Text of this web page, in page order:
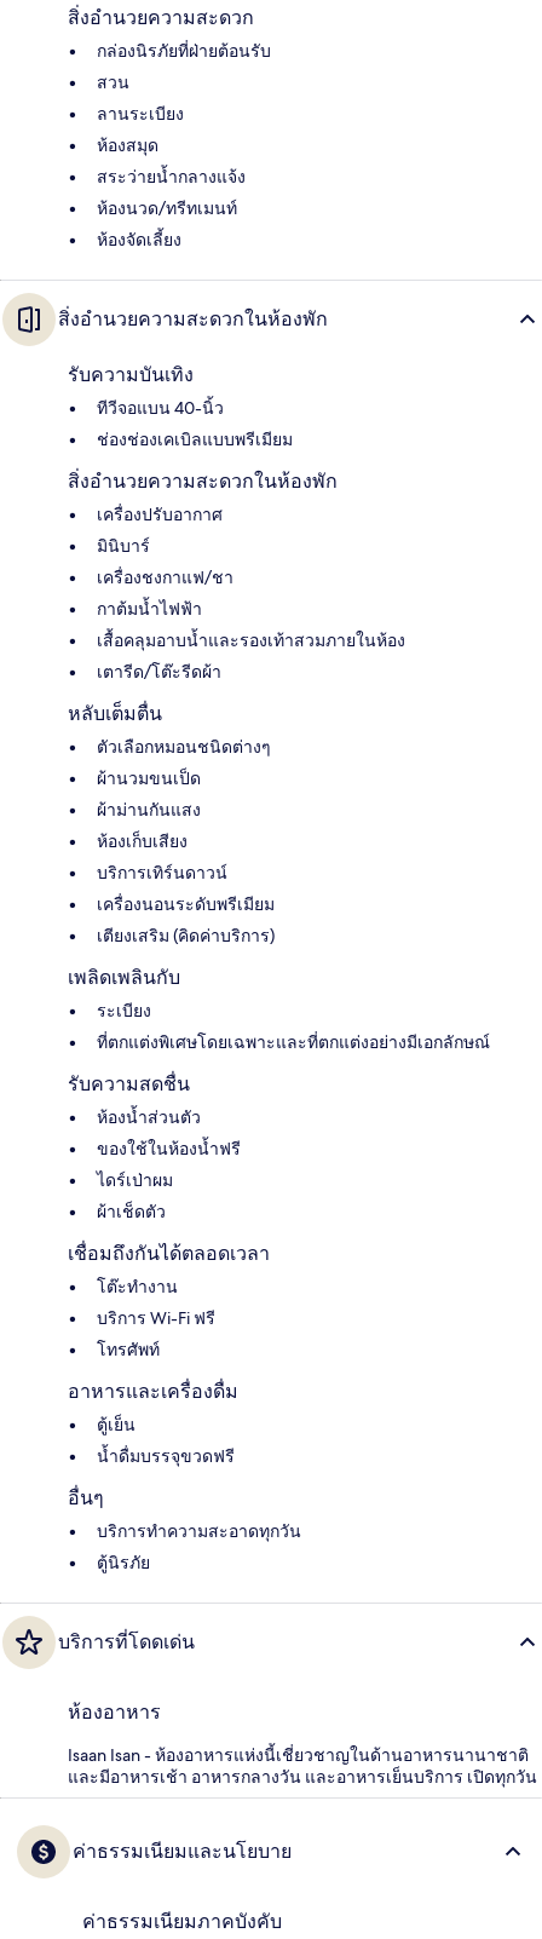
สิ่งอำนวยความสะดวก
กล่องนิรภัยที่ฝ่ายต้อนรับ
สวน
ลานระเบียง
ห้องสมุด
สระว่ายน้ำกลางแจ้ง
ห้องนวด/ทรีทเมนท์
ห้องจัดเลี้ยง
สิ่งอำนวยความสะดวกในห้องพัก
รับความบันเทิง
ทีวีจอแบน 40-นิ้ว
ช่องช่องเคเบิลแบบพรีเมียม
สิ่งอำนวยความสะดวกในห้องพัก
เครื่องปรับอากาศ
มินิบาร์
เครื่องชงกาแฟ/ชา
กาต้มน้ำไฟฟ้า
เสื้อคลุมอาบน้ำและรองเท้าสวมภายในห้อง
เตารีด/โต๊ะรีดผ้า
หลับเต็มตื่น
ตัวเลือกหมอนชนิดต่างๆ
ผ้านวมขนเป็ด
ผ้าม่านกันแสง
ห้องเก็บเสียง
บริการเทิร์นดาวน์
เครื่องนอนระดับพรีเมียม
เตียงเสริม (คิดค่าบริการ)
เพลิดเพลินกับ
ระเบียง
ที่ตกแต่งพิเศษโดยเฉพาะและที่ตกแต่งอย่างมีเอกลักษณ์
รับความสดชื่น
ห้องน้ำส่วนตัว
ของใช้ในห้องน้ำฟรี
ไดร์เป่าผม
ผ้าเช็ดตัว
เชื่อมถึงกันได้ตลอดเวลา
โต๊ะทำงาน
บริการ Wi-Fi ฟรี
โทรศัพท์
อาหารและเครื่องดื่ม
ตู้เย็น
น้ำดื่มบรรจุขวดฟรี
อื่นๆ
บริการทำความสะอาดทุกวัน
ตู้นิรภัย
บริการที่โดดเด่น
ห้องอาหาร
Isaan Isan - ห้องอาหารแห่งนี้เชี่ยวชาญในด้านอาหารนานาชาติ
และมีอาหารเช้า อาหารกลางวัน และอาหารเย็นบริการ เปิดทุกวัน
ค่าธรรมเนียมและนโยบาย
ค่าธรรมเนียมภาคบังคับ